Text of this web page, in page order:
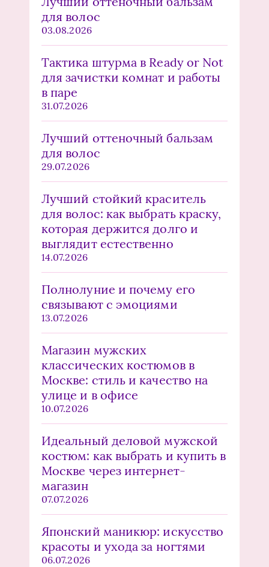
для волос
03.08.2026
Тактика штурма в Ready or Not
для зачистки комнат и работы
в паре
31.07.2026
Лучший оттеночный бальзам
для волос
29.07.2026
Лучший стойкий краситель
для волос: как выбрать краску,
которая держится долго и
выглядит естественно
14.07.2026
Полнолуние и почему его
связывают с эмоциями
13.07.2026
Магазин мужских
классических костюмов в
Москве: стиль и качество на
улице и в офисе
10.07.2026
Идеальный деловой мужской
костюм: как выбрать и купить в
Москве через интернет-
магазин
07.07.2026
Японский маникюр: искусство
красоты и ухода за ногтями
06.07.2026